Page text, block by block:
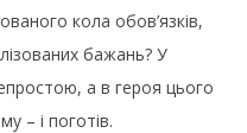
кола обов’язків,
бажань? У
а в героя цього
– і поготів.